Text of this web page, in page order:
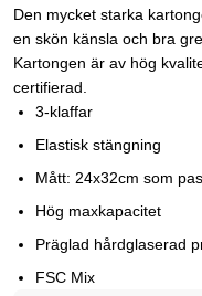
Den mycket starka
en skön känsla och bra
Kartongen är av hög
certifierad.
3-klaffar
Elastisk stängning
Mått: 24x32cm som
Hög maxkapacitet
Präglad hårdglaserad
FSC Mix